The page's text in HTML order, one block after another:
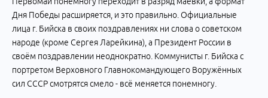
Дня Победы расширяется, и это правильно. Официальные
лица г. Бийска в своих поздравлениях ни слова о советском
народе (кроме Сергея Ларейкина), а Президент России в
своём поздравлении неоднократно. Коммунисты г. Бийска с
портретом Верховного Главнокомандующего Воружённых
сил СССР смотрятся смело - всё меняется понемногу.